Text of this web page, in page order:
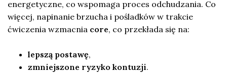
energetyczne, co wspomaga proces odchudzania. Co
więcej, napinanie brzucha i pośladków w trakcie
ćwiczenia wzmacnia core, co przekłada się na:
lepszą postawę,
zmniejszone ryzyko kontuzji.